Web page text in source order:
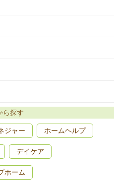
ら探す
ジャー ホームヘルプ
デイケア
ホーム